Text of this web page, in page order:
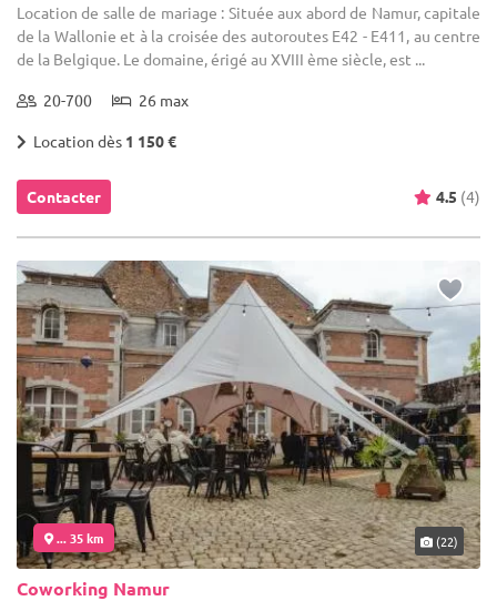
Location de salle de mariage : Située aux abord de Namur, capitale
de la Wallonie et à la croisée des autoroutes E42 - E411, au centre
de la Belgique. Le domaine, érigé au XVIII ème siècle, est ...
20-700 26 max
Location dès 1 150 €
Contacter 4.5 (4)
... 35 km (22)
Coworking Namur